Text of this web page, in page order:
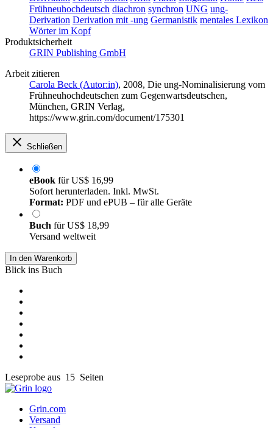
Frühneuhochdeutsch diachron synchron UNG ung-
Derivation Derivation mit -ung Germanistik mentales Lexikon
Wörter im Kopf
Produktsicherheit
GRIN Publishing GmbH
Arbeit zitieren
Carola Beck (Autor:in), 2008, Die ung-Nominalisierung vom
Frühneuhochdeutschen zum Gegenwartsdeutschen,
München, GRIN Verlag,
https://www.grin.com/document/175301
Schließen
eBook fürUS$ 16,99
Sofort herunterladen. Inkl. MwSt.
Format: PDF und ePUB – für alle Geräte
Buch fürUS$ 18,99
Versand weltweit
In den Warenkorb
Blick ins Buch
Leseprobe aus 15 Seiten
Grin.com
Versand